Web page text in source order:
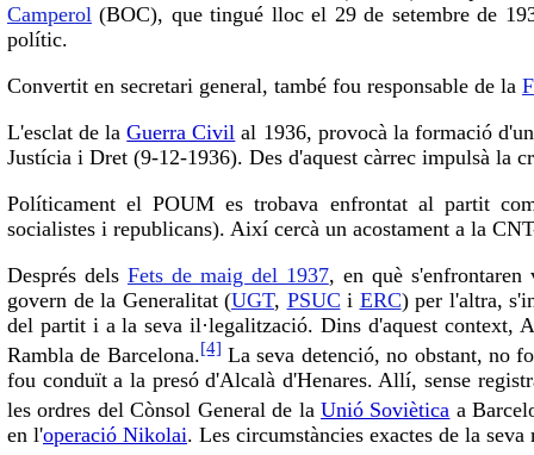
Camperol (BOC), que tingué lloc el 29 de setembre de
polític.
Convertit en secretari general, també fou responsable de la
L'esclat de laGuerra Civil al 1936, provocà la formació
Justícia i Dret (9-12-1936). Des d'aquest càrrec impulsà la
Políticament el POUM es trobava enfrontat al partit
socialistes i republicans). Així cercà un acostament a la
Després dels Fets de maig del 1937, en què
govern de la Generalitat (UGT, PSUC i ERC) per l'altra,
del partit i a la seva il·legalització. Dins d'aquest context,
Rambla de Barcelona.[4] La seva detenció, no obstant, no
fou conduït a la presó d'Alcalà d'Henares. Allí, sense
les ordres del Cònsol General de laUnió Soviètica a
en l'operació Nikolai. Les circumstàncies exactes de la